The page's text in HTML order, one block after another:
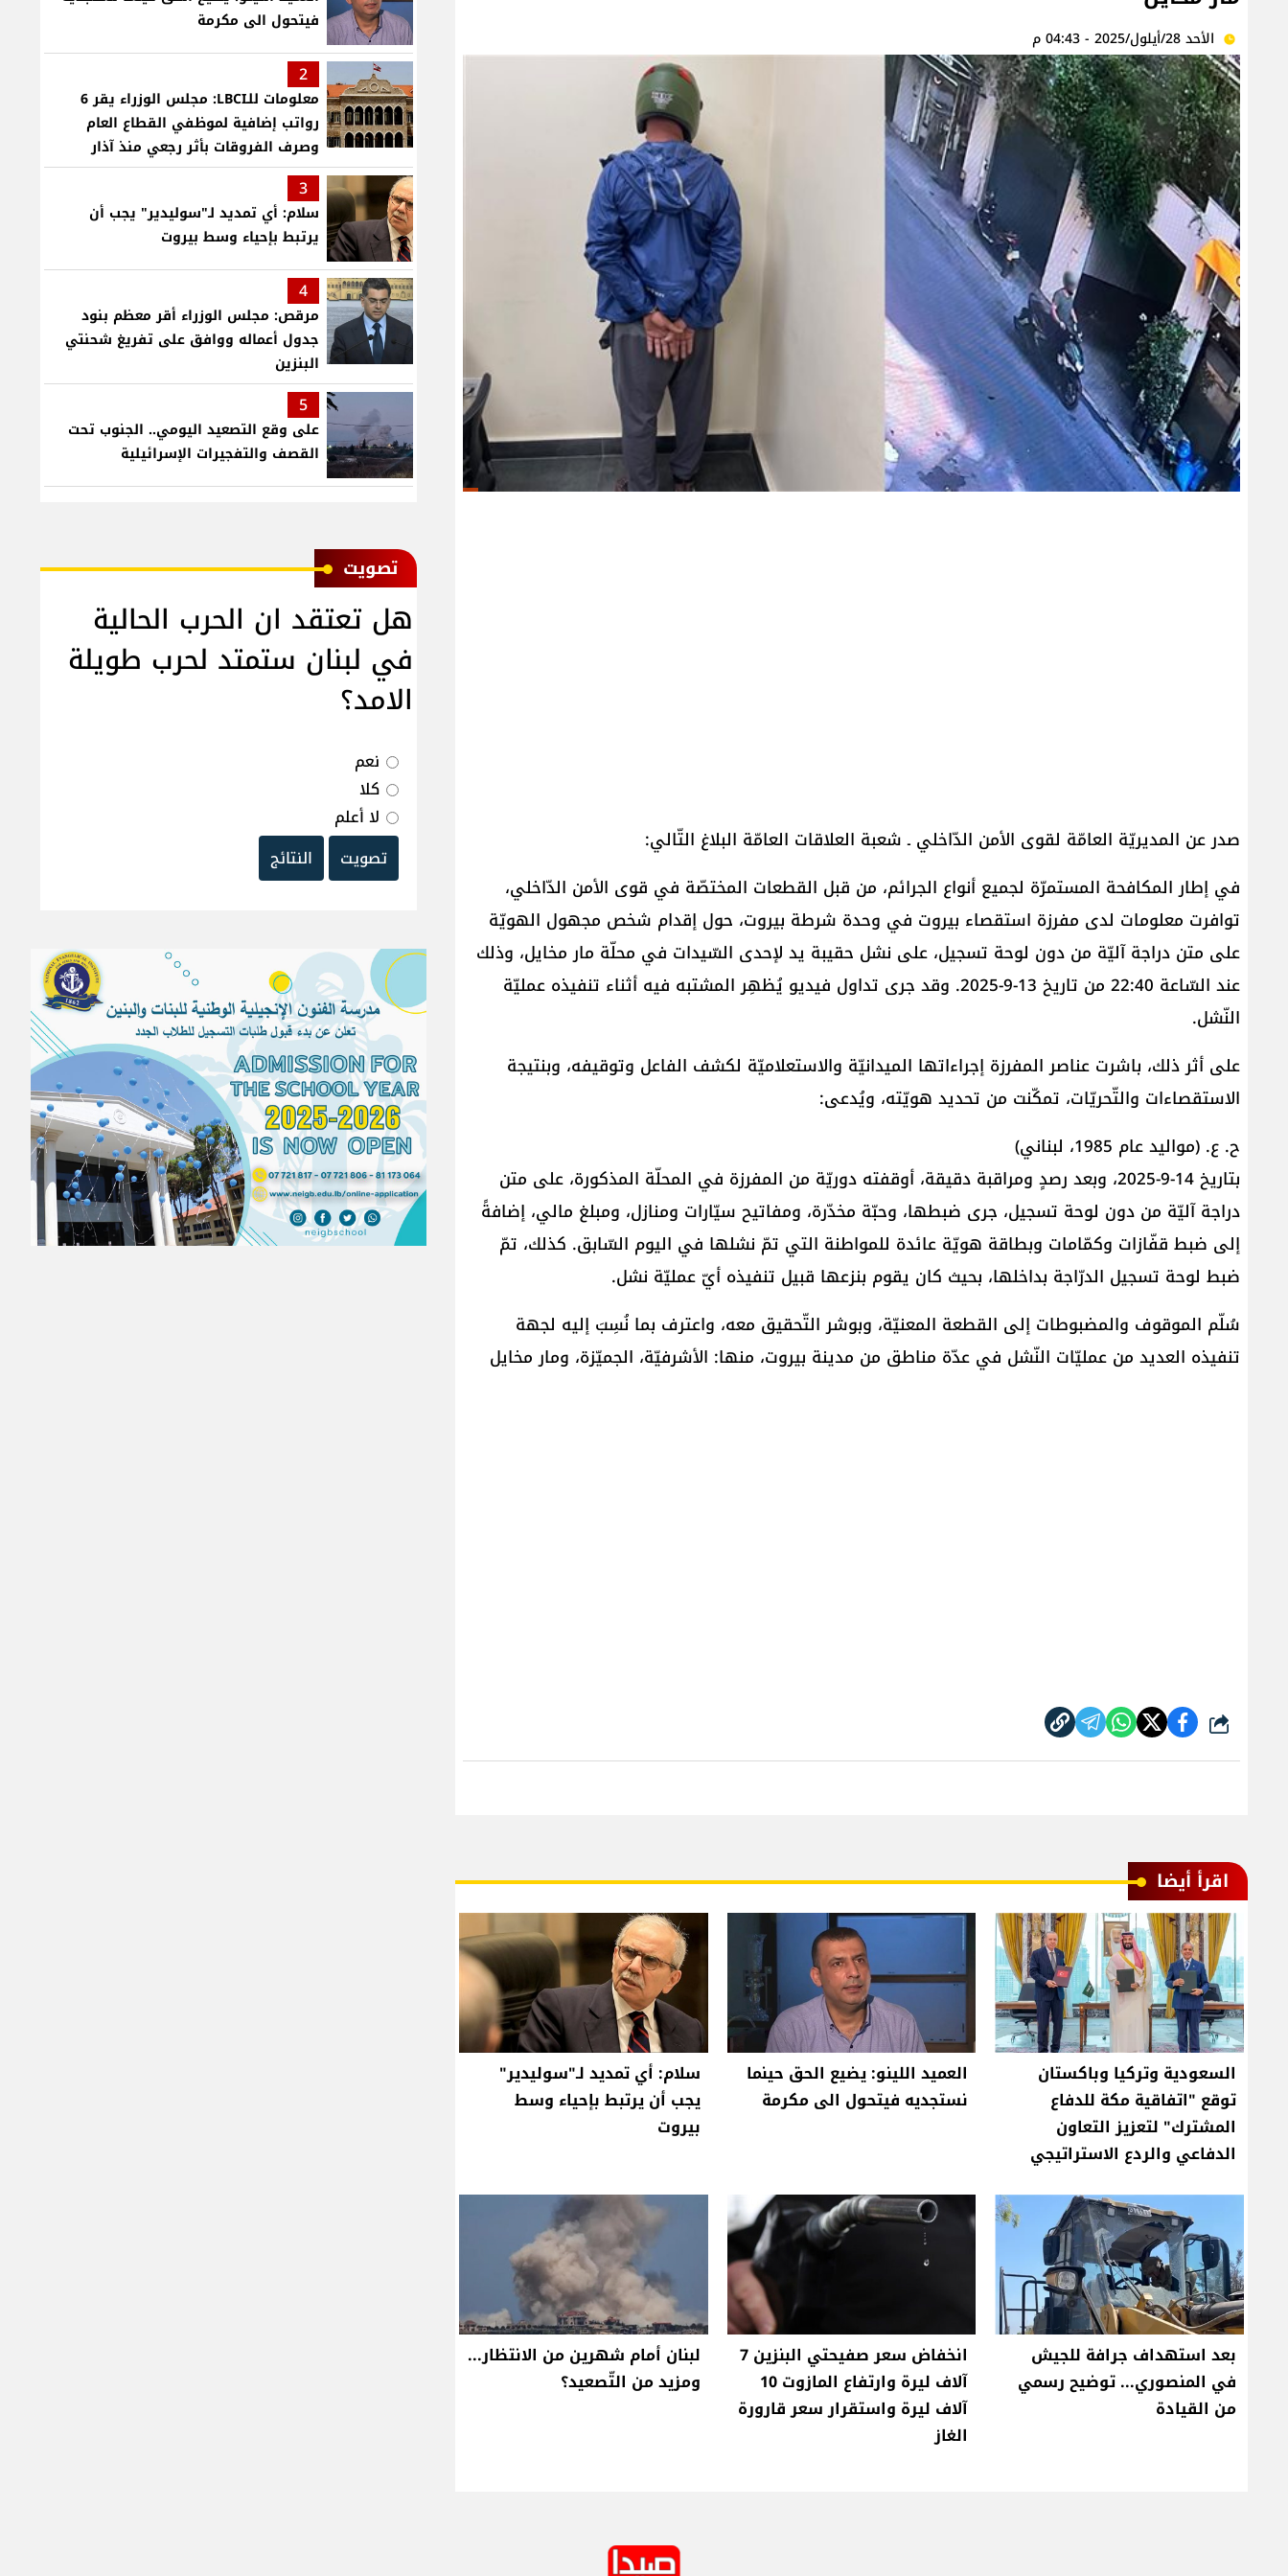
الأحد 28/أيلول/2025 - 04:43 م
صدر عن المديريّة العامّة لقوى الأمن الدّاخلي ـ شعبة العلاقات العامّة البلاغ التّالي:
في إطار المكافحة المستمرّة لجميع أنواع الجرائم، من قبل القطعات المختصّة في قوى الأمن الدّاخلي،
توافرت معلومات لدى مفرزة استقصاء بيروت في وحدة شرطة بيروت، حول إقدام شخص مجهول الهويّة
على متن دراجة آليّة من دون لوحة تسجيل، على نشل حقيبة يد لإحدى السّيدات في محلّة مار مخايل، وذلك
عند السّاعة 22:40 من تاريخ 13-9-2025. وقد جرى تداول فيديو يُظهِر المشتبه فيه أثناء تنفيذه عمليّة
النّشل.
على أثر ذلك، باشرت عناصر المفرزة إجراءاتها الميدانيّة والاستعلاميّة لكشف الفاعل وتوقيفه، وبنتيجة
الاستقصاءات والتّحريّات، تمكّنت من تحديد هويّته، ويُدعى:
ح. ع. (مواليد عام 1985، لبناني)
بتاريخ 14-9-2025، وبعد رصدٍ ومراقبة دقيقة، أوقفته دوريّة من المفرزة في المحلّة المذكورة، على متن
دراجة آليّة من دون لوحة تسجيل، جرى ضبطها، وحبّة مخدّرة، ومفاتيح سيّارات ومنازل، ومبلغ مالي، إضافةً
إلى ضبط قفّازات وكمّامات وبطاقة هويّة عائدة للمواطنة التي تمّ نشلها في اليوم السّابق. كذلك، تمّ
ضبط لوحة تسجيل الدرّاجة بداخلها، بحيث كان يقوم بنزعها قبيل تنفيذه أيّ عمليّة نشل.
سُلّم الموقوف والمضبوطات إلى القطعة المعنيّة، وبوشر التّحقيق معه، واعترف بما نُسِبَ إليه لجهة
تنفيذه العديد من عمليّات النّشل في عدّة مناطق من مدينة بيروت، منها: الأشرفيّة، الجميّزة، ومار مخايل
شارك
اقرأ أيضا
السعودية وتركيا وباكستان
توقع "اتفاقية مكة للدفاع
المشترك" لتعزيز التعاون
الدفاعي والردع الاستراتيجي
العميد اللينو: يضيع الحق حينما
نستجديه فيتحول الى مكرمة
سلام: أي تمديد لـ"سوليدير"
يجب أن يرتبط بإحياء وسط
بيروت
بعد استهداف جرافة للجيش
في المنصوري... توضيح رسمي
من القيادة
انخفاض سعر صفيحتي البنزين 7
آلاف ليرة وارتفاع المازوت 10
آلاف ليرة واستقرار سعر قارورة
الغاز
لبنان أمام شهرين من الانتظار...
ومزيد من التّصعيد؟
فيتحول الى مكرمة
2
معلومات للـLBCI: مجلس الوزراء يقر 6
رواتب إضافية لموظفي القطاع العام
وصرف الفروقات بأثر رجعي منذ آذار
3
سلام: أي تمديد لـ"سوليدير" يجب أن
يرتبط بإحياء وسط بيروت
4
مرقص: مجلس الوزراء أقر معظم بنود
جدول أعماله ووافق على تفريغ شحنتي
البنزين
5
على وقع التصعيد اليومي.. الجنوب تحت
القصف والتفجيرات الإسرائيلية
ﺗﺼﻮﻳﺖ
هل تعتقد ان الحرب الحالية
في لبنان ستمتد لحرب طويلة
الامد؟
نعم
كلا
لا أعلم
تصويت
النتائج